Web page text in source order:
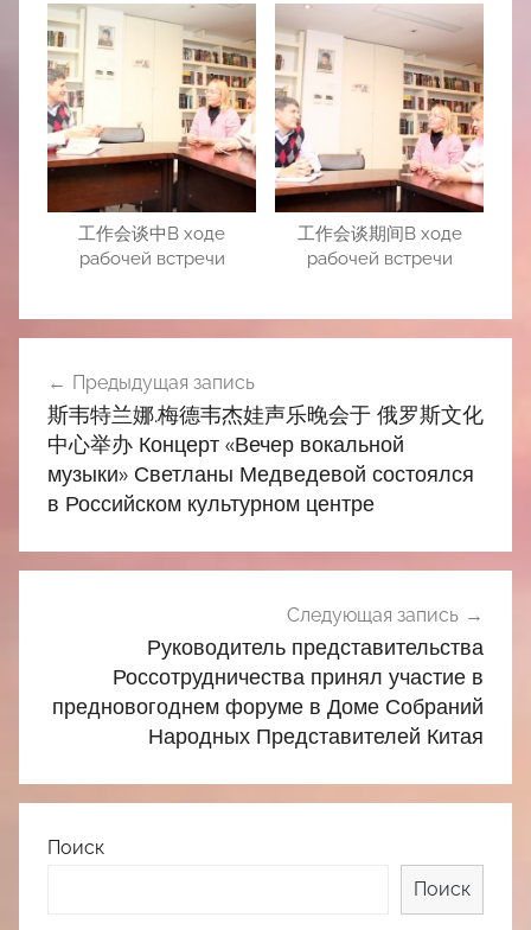
工作会谈中В ходе
рабочей встречи
工作会谈期间В ходе
рабочей встречи
по
записям
Предыдущая запись
斯韦特兰娜.梅德韦杰娃声乐晚会于 俄罗斯文化
中心举办 Концерт «Вечер вокальной
музыки» Светланы Медведевой состоялся
в Российском культурном центре
Следующая запись
Руководитель представительства
Россотрудничества принял участие в
предновогоднем форуме в Доме Собраний
Народных Представителей Китая
Поиск
Поиск